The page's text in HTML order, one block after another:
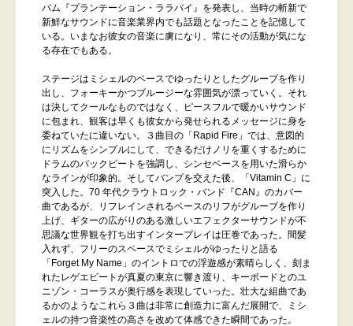
バム『プランテーション・ララバイ』を発表し、当時の斬新で
新鮮なサウンドに音楽業界内でも話題となったことを記憶して
いる。いまなお彼女の音楽に虜になり、常にその活動が気にな
る存在でもある。
ステージはミシェルのベースでゆったりとしたグルーブを作り
出し、フォーキーかつブルージーな雰囲気が漂っていく。それ
は決してクールなものではなく、ピースフルで暖かいサウンド
に包まれ、観客は早くも彼女から発せられるメッセージに身を
委ねていたに違いない。３曲目の「Rapid Fire」では、意図的
にリズムをシンプルにして、できるだけノリを重くするために
ドラムのバックビートを強調し、シンセベースを用いた滑らか
なラインが印象的。そしてバンプを交えた後、「Vitamin C」に
突入した。70 年代クラウトロック・バンド『CAN』のカバー
曲であるが、リフレインされるベースのリフがグルーブを作り
上げ、ギターの広がりのある激しいエフェクターサウンドが不
思議な世界観を打ち出すインタープレイは圧巻であった。間髪
入れず、フリーのスペースでミシェルがゆったりと語る
「Forget My Name」のイントロでの浮遊感が素晴らしく、刻ま
れたレゲエビートが真夏の東京に響き渡り、キーボードとのユ
ニゾン・コーラスが奥行感を表現していった。壮大な組曲であ
るかのようなこれら３曲は非常に創造力に富んだ展開で、ミシ
ェルの持つ音楽性の高さを改めて体感できた瞬間であった。